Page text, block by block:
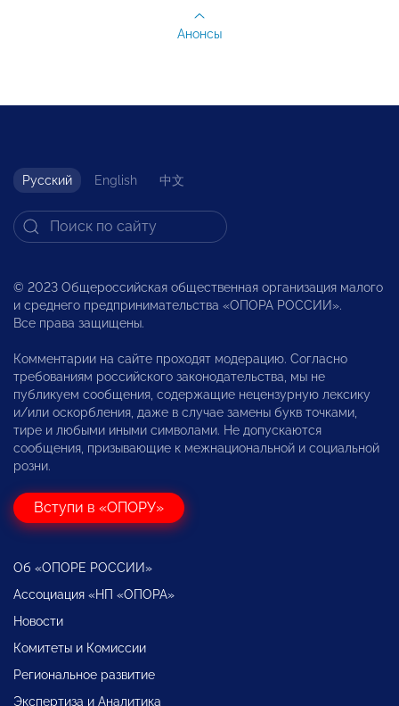
Анонсы
Русский English 中文
© 2023 Общероссийская общественная организация малого
и среднего предпринимательства «ОПОРА РОССИИ».
Все права защищены.
Комментарии на сайте проходят модерацию. Согласно
требованиям российского законодательства, мы не
публикуем сообщения, содержащие нецензурную лексику
и/или оскорбления, даже в случае замены букв точками,
тире и любыми иными символами. Не допускаются
сообщения, призывающие к межнациональной и социальной
розни.
Вступи в «ОПОРУ»
Об «ОПОРЕ РОССИИ»
Ассоциация «НП «ОПОРА»
Новости
Комитеты и Комиссии
Региональное развитие
Экспертиза и Аналитика